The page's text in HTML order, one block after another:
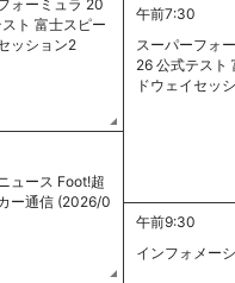
ォーミュラ 20
ト 富士スピー
ッション2
午前7:30
スーパーフォ
26 公式テスト
ドウェイセッ
ュース Foot!超
ー通信 (2026/0
午前9:30
インフォメー